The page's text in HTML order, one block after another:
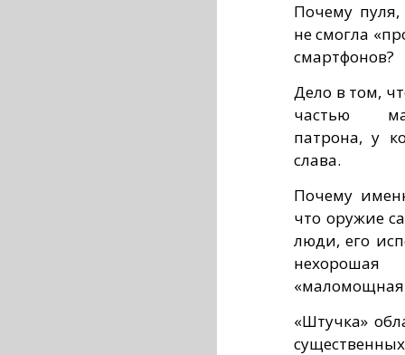
Почему
не смогла
смартфонов?
Дело в том,
частью
патрона, у
слава.
Почему
что оружие
люди, его
«маломощная
«Штучка»